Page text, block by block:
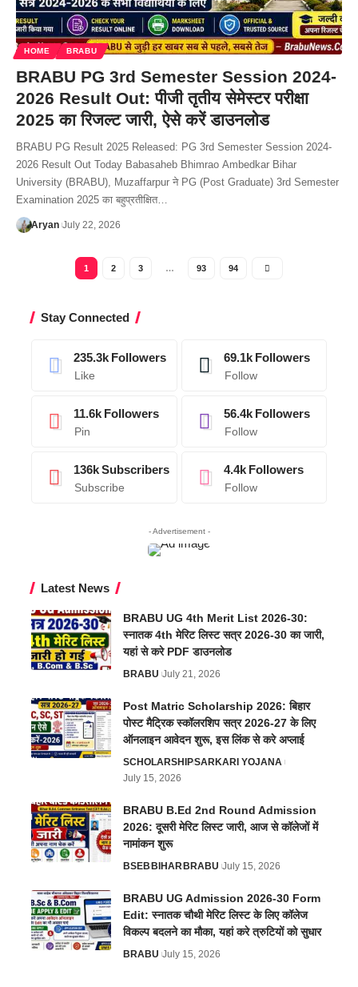
HOME BRABU
BRABU PG 3rd Semester Session 2024-
2026 Result Out: पीजी तृतीय सेमेस्टर परीक्षा
2025 का रिजल्ट जारी, ऐसे करें डाउनलोड
BRABU PG Result 2025 Released: PG 3rd Semester Session 2024-
2026 Result Out Today Babasaheb Bhimrao Ambedkar Bihar
University (BRABU), Muzaffarpur ने PG (Post Graduate) 3rd Semester
Examination 2025 का बहुप्रतीक्षित…
Aryan July 22, 2026
1 2 3 … 93 94
Stay Connected
235.3k Followers
Like
69.1k Followers
Follow
11.6k Followers
Pin
56.4k Followers
Follow
136kSubscribers
Subscribe
4.4k Followers
Follow
- Advertisement -
Latest News
BRABU UG 4th Merit List 2026-30:
स्नातक 4th मेरिट लिस्ट सत्र 2026-30 का जारी,
यहां से करे PDF डाउनलोड
BRABU July 21, 2026
Post Matric Scholarship 2026: बिहार
पोस्ट मैट्रिक स्कॉलरशिप सत्र 2026-27 के लिए
ऑनलाइन आवेदन शुरू, इस लिंक से करे अप्लाई
SCHOLARSHIPSARKARI YOJANA
July 15, 2026
BRABU B.Ed 2nd Round Admission
2026: दूसरी मेरिट लिस्ट जारी, आज से कॉलेजों में
नामांकन शुरू
BSEBBIHARBRABU July 15, 2026
BRABU UG Admission 2026-30 Form
Edit: स्नातक चौथी मेरिट लिस्ट के लिए कॉलेज
विकल्प बदलने का मौका, यहां करे त्रुटियों को सुधार
BRABU July 15, 2026